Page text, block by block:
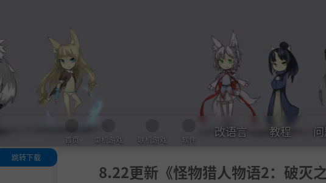
首页 单机游戏 联机游戏 软件
改语言 教程
8.22更新《怪物猎人物语2：破灭
跳转下载